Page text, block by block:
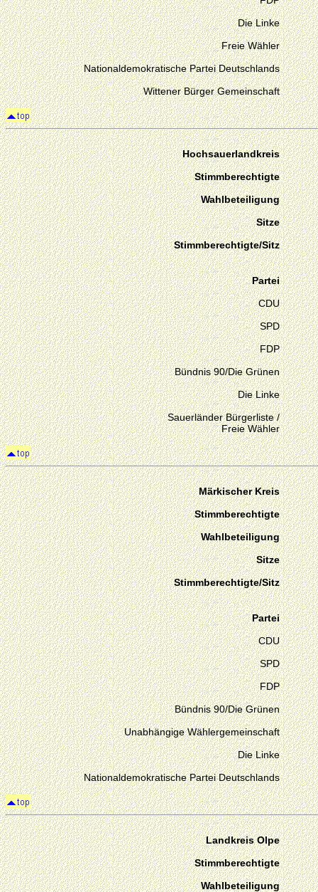
Die Linke
Freie Wähler
Nationaldemokratische Partei Deutschlands
Wittener Bürger Gemeinschaft
Hochsauerlandkreis
Stimmberechtigte
Wahlbeteiligung
Sitze
Stimmberechtigte/Sitz
Partei
CDU
SPD
FDP
Bündnis 90/Die Grünen
Die Linke
Sauerländer Bürgerliste /
Freie Wähler
Märkischer Kreis
Stimmberechtigte
Wahlbeteiligung
Sitze
Stimmberechtigte/Sitz
Partei
CDU
SPD
FDP
Bündnis 90/Die Grünen
Unabhängige Wählergemeinschaft
Die Linke
Nationaldemokratische Partei Deutschlands
Landkreis Olpe
Stimmberechtigte
Wahlbeteiligung